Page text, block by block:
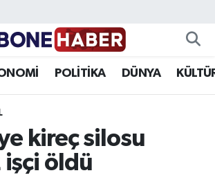
POLİTİKA DÜNYA
kireç silosu
öldü
Durumu ve Fikstür